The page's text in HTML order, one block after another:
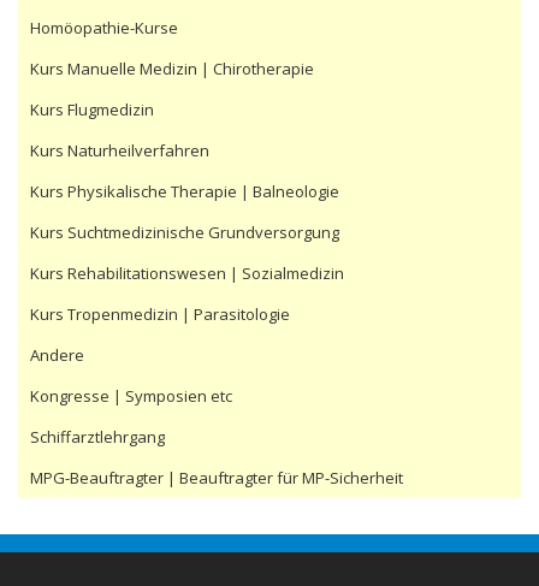
Homöopathie-Kurse
Kurs Manuelle Medizin | Chirotherapie
Kurs Flugmedizin
Kurs Naturheilverfahren
Kurs Physikalische Therapie | Balneologie
Kurs Suchtmedizinische Grundversorgung
Kurs Rehabilitationswesen | Sozialmedizin
Kurs Tropenmedizin | Parasitologie
Andere
Kongresse | Symposien etc
Schiffarztlehrgang
MPG-Beauftragter | Beauftragter für MP-Sicherheit